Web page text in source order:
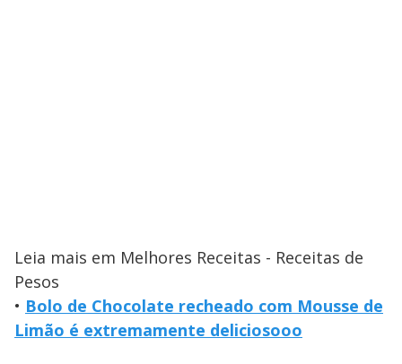
Leia mais em Melhores Receitas - Receitas de
Pesos
• Bolo de Chocolate recheado com Mousse de
Limão é extremamente deliciosooo